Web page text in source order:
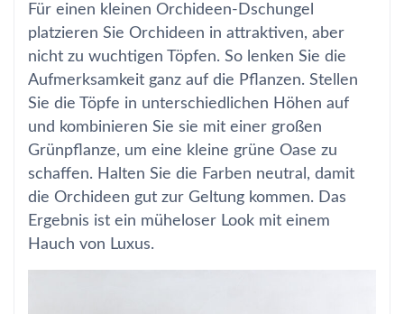
Für einen kleinen Orchideen-Dschungel
platzieren Sie Orchideen in attraktiven, aber
nicht zu wuchtigen Töpfen. So lenken Sie die
Aufmerksamkeit ganz auf die Pflanzen. Stellen
Sie die Töpfe in unterschiedlichen Höhen auf
und kombinieren Sie sie mit einer großen
Grünpflanze, um eine kleine grüne Oase zu
schaffen. Halten Sie die Farben neutral, damit
die Orchideen gut zur Geltung kommen. Das
Ergebnis ist ein müheloser Look mit einem
Hauch von Luxus.